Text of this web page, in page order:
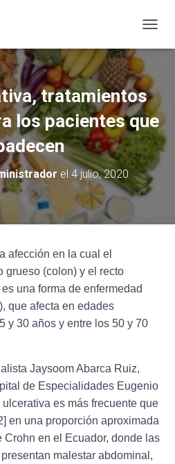
tratamientos
los pacientes que
el 4 julio, 2020
afección en la cual el
grueso (colon) y el recto
una forma de enfermedad
que afecta en edades
y 30 años y entre los 50 y 70
Jaysoom Abarca Ruiz,
de Especialidades Eugenio
es más frecuente que
en una proporción aproximada
Crohn en el Ecuador, donde las
malestar abdominal,